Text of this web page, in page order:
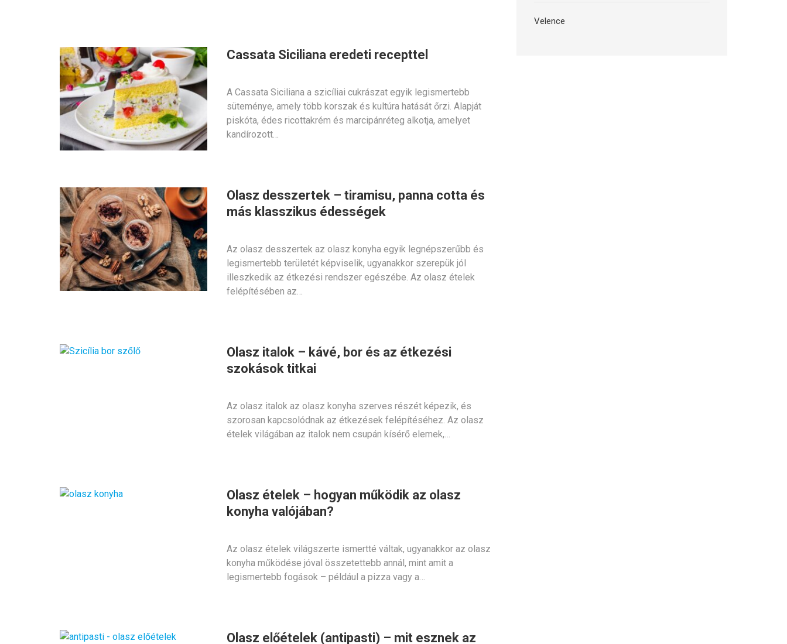
Cassata Siciliana eredeti recepttel
A Cassata Siciliana a szicíliai cukrászat egyik legismertebb
süteménye, amely több korszak és kultúra hatását őrzi. Alapját
piskóta, édes ricottakrém és marcipánréteg alkotja, amelyet
kandírozott…
Olasz desszertek – tiramisu, panna cotta és
más klasszikus édességek
Az olasz desszertek az olasz konyha egyik legnépszerűbb és
legismertebb területét képviselik, ugyanakkor szerepük jól
illeszkedik az étkezési rendszer egészébe. Az olasz ételek
felépítésében az…
Olasz italok – kávé, bor és az étkezési
szokások titkai
Az olasz italok az olasz konyha szerves részét képezik, és
szorosan kapcsolódnak az étkezések felépítéséhez. Az olasz
ételek világában az italok nem csupán kísérő elemek,…
Olasz ételek – hogyan működik az olasz
konyha valójában?
Az olasz ételek világszerte ismertté váltak, ugyanakkor az olasz
konyha működése jóval összetettebb annál, mint amit a
legismertebb fogások – például a pizza vagy a…
Olasz előételek (antipasti) – mit esznek az
Velence